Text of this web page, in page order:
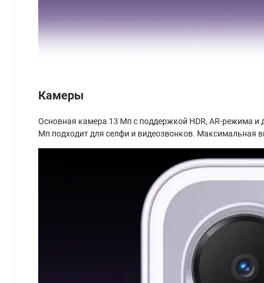
Камеры
Основная камера 13 Мп с поддержкой HDR, AR-режима
Мп подходит для селфи и видеозвонков. Максимальная